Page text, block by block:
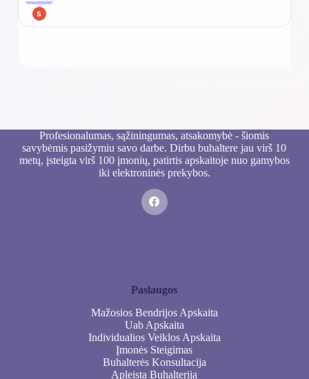
5
Profesionalumas, sąžiningumas, atsakomybė - šiomis
savybėmis pasižymiu savo darbe. Dirbu buhaltere jau virš 10
metų, įsteigta virš 100 įmonių, patirtis apskaitoje nuo gamybos
iki elektroninės prekybos.
Paslaugos
Mažosios Bendrijos Apskaita
Uab Apskaita
Individualios Veiklos Apskaita
Įmonės Steigimas
Buhalterės Konsultacija
Apleista Buhalterija